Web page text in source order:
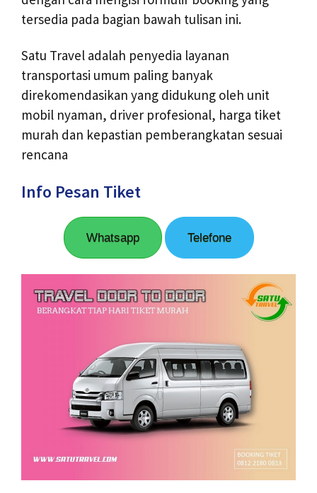
tersedia pada bagian bawah tulisan ini.
Satu Travel adalah penyedia layanan
transportasi umum paling banyak
direkomendasikan yang didukung oleh unit
mobil nyaman, driver profesional, harga tiket
murah dan kepastian pemberangkatan sesuai
rencana
Info Pesan Tiket
Whatsapp Telefone